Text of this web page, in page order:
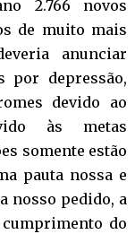
2.766 novos
de muito mais
anunciar
por depressão,
devido ao
às metas
somente estão
pauta nossa e
nosso pedido, a
do